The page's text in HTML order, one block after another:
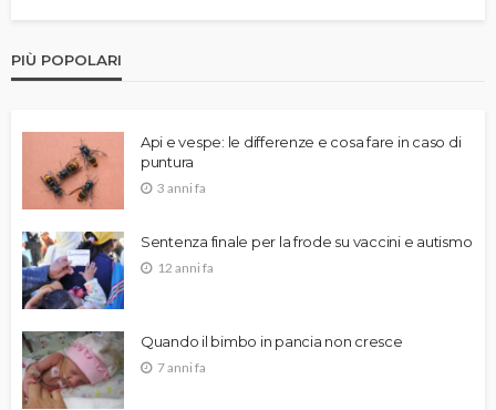
PIÙ POPOLARI
Api e vespe: le differenze e cosa fare in caso di
puntura
3 anni fa
Sentenza finale per la frode su vaccini e autismo
12 anni fa
Quando il bimbo in pancia non cresce
7 anni fa